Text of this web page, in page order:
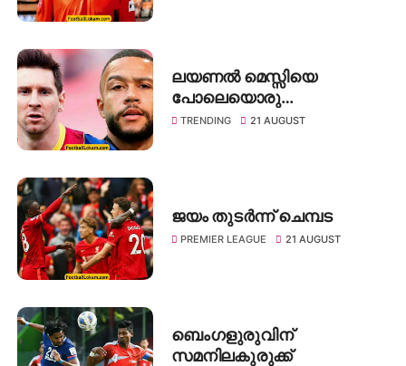
ലയണൽ മെസ്സിയെ
പോലെയൊരു
ഇതിഹാസത്തെ
TRENDING 21 AUGUST
ജയം തുടർന്ന് ചെമ്പട
PREMIER LEAGUE 21 AUGUST
ബെംഗളുരുവിന്
സമനിലകുരുക്ക്